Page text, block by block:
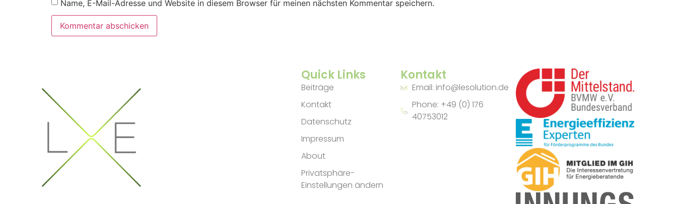
Name, E-Mail-Adresse und Website in diesem Browser für meinen nächsten Kommentar speichern.
Quick Links
Beiträge
Kontakt
Datenschutz
Impressum
About
Privatsphäre-
Einstellungen ändern
Kontakt
Email: info@lesolution.de
Phone: +49 (0) 176
40753012